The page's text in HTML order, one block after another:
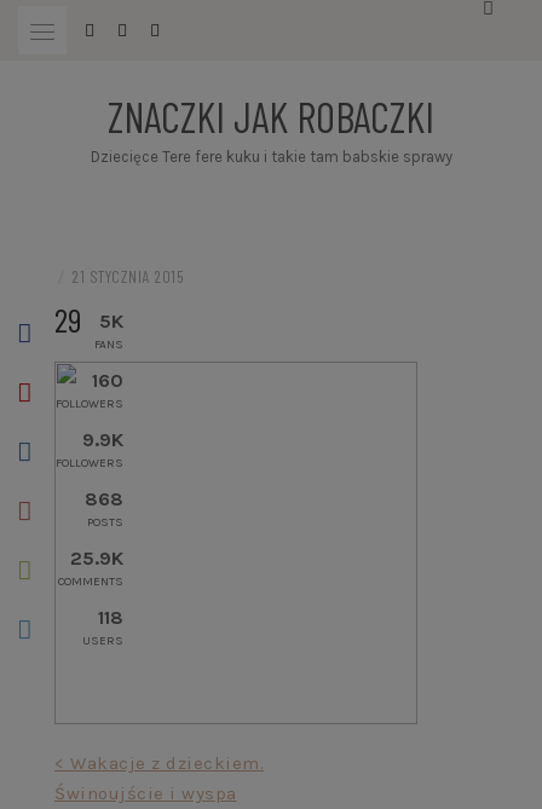
ZNACZKI JAK ROBACZKI
Dziecięce Tere fere kuku i takie tam babskie sprawy
21 STYCZNIA 2015
29
Nawigacja< Wakacje z dzieckiem.
Świnoujście i wyspa
5K
FANS
160
FOLLOWERS
9.9K
FOLLOWERS
868
POSTS
25.9K
COMMENTS
118
USERS